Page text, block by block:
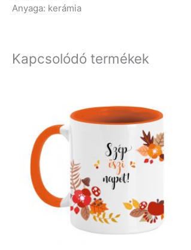
Anyaga: kerámia
Kapcsolódó termékek